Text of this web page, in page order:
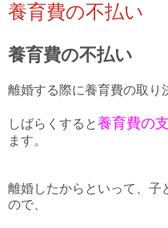
養育費の不払い
養育費の不払い
離婚する際に養育費の取り
しばらくすると養育費の
ます。
離婚したからといって、子
ので、